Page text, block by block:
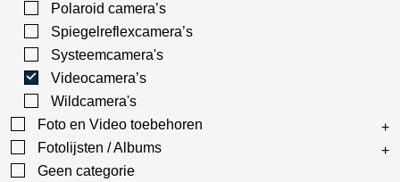
Polaroid camera’s
Spiegelreflexcamera’s
Systeemcamera's
Videocamera’s
Wildcamera's
Foto en Video toebehoren
Fotolijsten / Albums
Geen categorie